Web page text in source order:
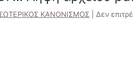
ΚΑΝΟΝΙΣΜΟΣ Δεν